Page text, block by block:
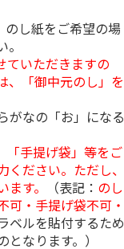
し紙をご希望の場
ていただきますの
、「御中元のし」を
がなの「お」になる
「手提げ袋」等をご
ださい。ただし、
す。
（表記： のし
可・手提げ袋不可・
ベルを貼付するため
なります。）